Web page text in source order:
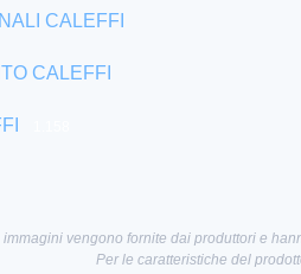
CALEFFI
CALEFFI
immagini vengono fornite dai produttori e
Per le caratteristiche del